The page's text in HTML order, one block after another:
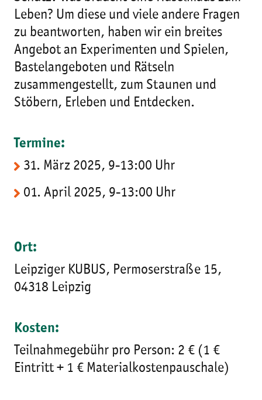
Leben? Um diese und viele andere Fragen
zu beantworten, haben wir ein breites
Angebot an Experimenten und Spielen,
Bastelangeboten und Rätseln
zusammengestellt, zum Staunen und
Stöbern, Erleben und Entdecken.
Termine:
31. März 2025, 9-13:00 Uhr
01. April 2025, 9-13:00 Uhr
Ort:
Leipziger KUBUS, Permoserstraße 15,
04318 Leipzig
Kosten:
Teilnahmegebühr pro Person: 2 € (1 €
Eintritt + 1 € Materialkostenpauschale)